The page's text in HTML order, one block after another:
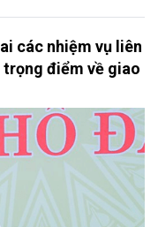
các nhiệm vụ liên
trọng điểm về giao